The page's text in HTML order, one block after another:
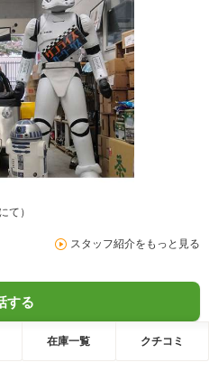
て）
スタッフ紹介をもっと見る
する
在庫一覧 クチコミ